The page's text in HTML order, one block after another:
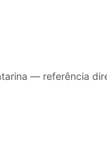
— referência